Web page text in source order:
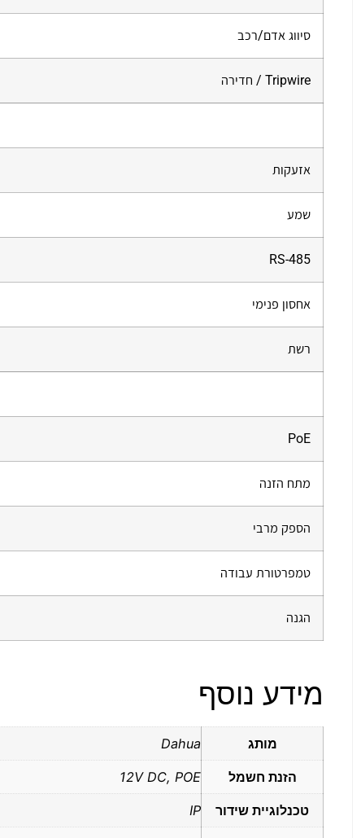
סיווג אדם/רכב
Tripwire / חדירה
אזעקות
שמע
RS-485
אחסון פנימי
רשת
PoE
מתח הזנה
הספק מרבי
טמפרטורת עבודה
הגנה
מידע נוסף
מותג Dahua
הזנת חשמל 12V DC, POE
טכנלוגיית שידור IP